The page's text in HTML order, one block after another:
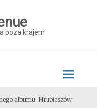
poza krajem
albumu. Hrubieszów.